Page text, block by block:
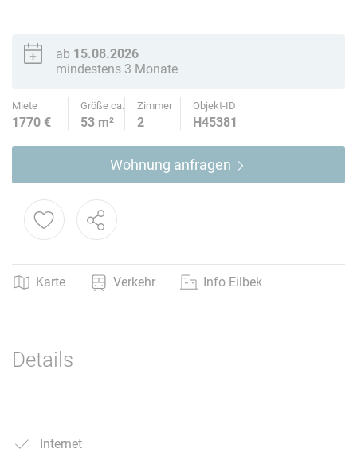
ab 15.08.2026
mindestens 3 Monate
Miete Größe ca. Zimmer Objekt-ID
1770 € 53 m² 2 H45381
Wohnung anfragen
Karte Verkehr Info Eilbek
Details
Internet